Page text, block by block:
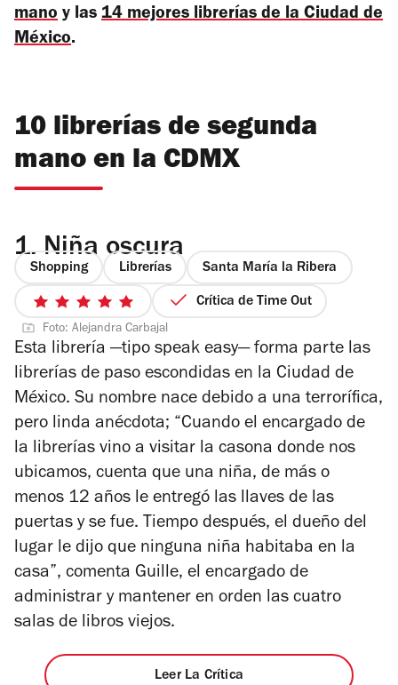
mano y las 14 mejores librerías de la Ciudad de
México.
10 librerías de segunda
mano en la CDMX
1. Niña oscura
Shopping Librerías Santa María la Ribera
5
de
5
estrellas
Crítica de Time Out
Foto: Alejandra Carbajal
Esta librería —tipo speak easy— forma parte las
librerías de paso escondidas en la Ciudad de
México. Su nombre nace debido a una terrorífica,
pero linda anécdota; “Cuando el encargado de
la librerías vino a visitar la casona donde nos
ubicamos, cuenta que una niña, de más o
menos 12 años le entregó las llaves de las
puertas y se fue. Tiempo después, el dueño del
lugar le dijo que ninguna niña habitaba en la
casa”, comenta Guille, el encargado de
administrar y mantener en orden las cuatro
salas de libros viejos.
Leer La Crítica